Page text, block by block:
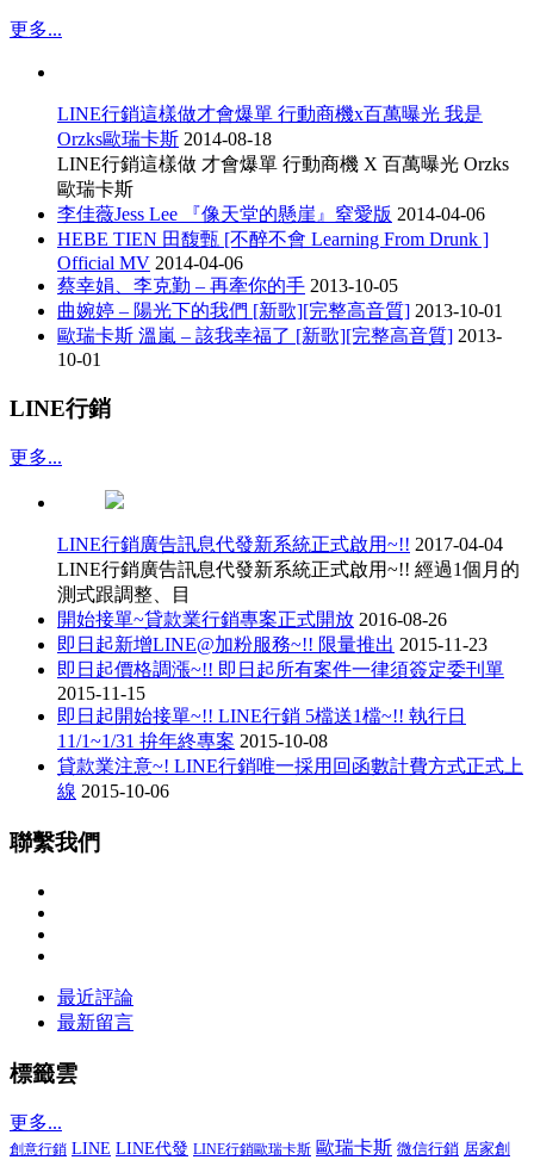
更多...
LINE行銷這樣做才會爆單 行動商機x百萬曝光 我是
Orzks歐瑞卡斯 2014-08-18
LINE行銷這樣做 才會爆單 行動商機 X 百萬曝光 Orzks
歐瑞卡斯
李佳薇Jess Lee 『像天堂的懸崖』窒愛版 2014-04-06
HEBE TIEN 田馥甄 [不醉不會 Learning From Drunk ]
Official MV 2014-04-06
蔡幸娟、李克勤 – 再牽你的手 2013-10-05
曲婉婷 – 陽光下的我們 [新歌][完整高音質] 2013-10-01
歐瑞卡斯 溫嵐 – 該我幸福了 [新歌][完整高音質] 2013-
10-01
LINE行銷
更多...
LINE行銷廣告訊息代發新系統正式啟用~!! 2017-04-04
LINE行銷廣告訊息代發新系統正式啟用~!! 經過1個月的
測式跟調整、目
開始接單~貸款業行銷專案正式開放 2016-08-26
即日起新增LINE@加粉服務~!! 限量推出 2015-11-23
即日起價格調漲~!! 即日起所有案件一律須簽定委刊單
2015-11-15
即日起開始接單~!! LINE行銷 5檔送1檔~!! 執行日
11/1~1/31 拚年終專案 2015-10-08
貸款業注意~! LINE行銷唯一採用回函數計費方式正式上
線 2015-10-06
聯繫我們
最近評論
最新留言
標籤雲
更多...
創意行銷 LINE LINE代發 LINE行銷歐瑞卡斯 歐瑞卡斯 微信行銷 居家創